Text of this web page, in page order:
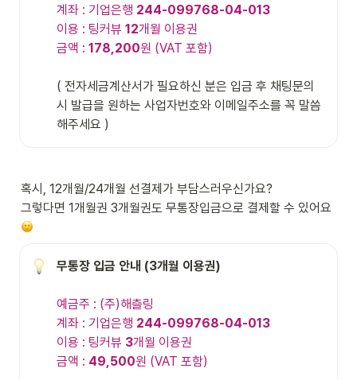
계좌 : 기업은행 244-099768-04-013
이용 : 팅커뷰 12개월 이용권
금액 : 178,200원 (VAT 포함)
( 전자세금계산서가 필요하신 분은 입금 후 채팅문의
시 발급을 원하는 사업자번호와 이메일주소를 꼭 말씀
해주세요 )
혹시, 12개월/24개월 선결제가 부담스러우신가요?
그렇다면 1개월권 3개월권도 무통장입금으로 결제할 수 있어요
예금주 : (주)해츨링
계좌 : 기업은행 244-099768-04-013
이용 : 팅커뷰 3개월 이용권
금액 : 49,500원 (VAT 포함)